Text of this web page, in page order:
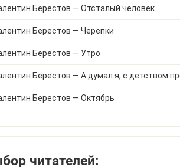
Берестов — Отсталый человек
Берестов — Черепки
Берестов — Утро
Берестов — А думал я, с детством
Берестов — Октябрь
читателей: